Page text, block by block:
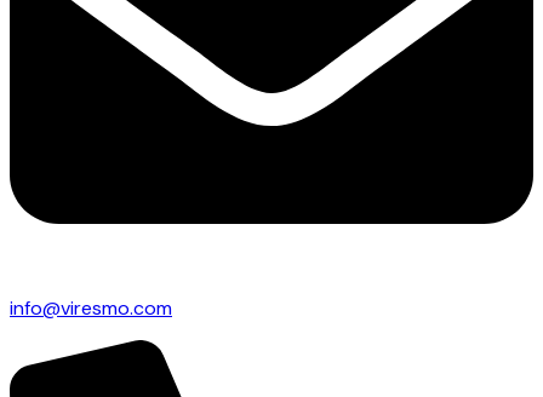
info@viresmo.com